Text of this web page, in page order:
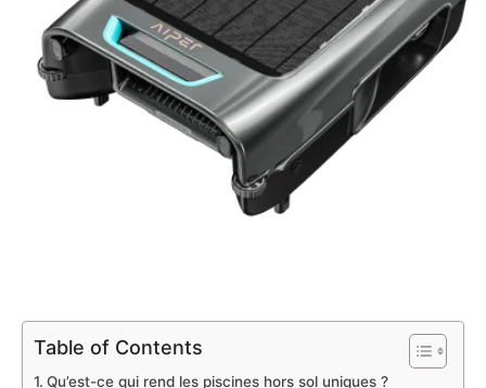
Table of Contents
Qu’est-ce qui rend les piscines hors sol uniques ?